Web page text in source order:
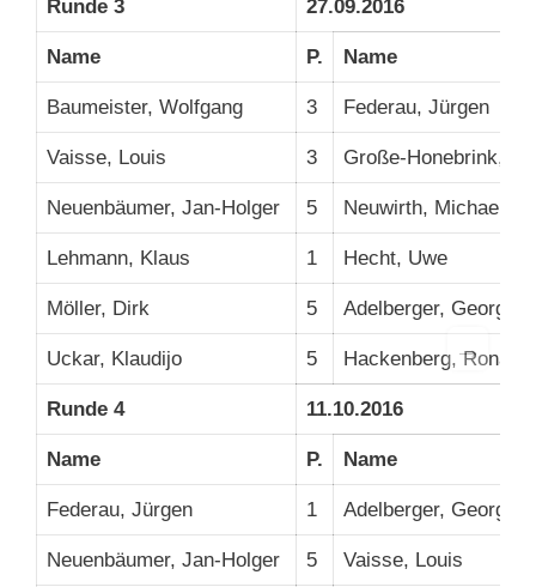
Runde 3 27.09.2016
Name P. Name
Baumeister, Wolfgang 3 Federau, Jürgen
Vaisse, Louis 3 Große-Honebrink,
Neuenbäumer, Jan-Holger 5 Neuwirth, Michael
Lehmann, Klaus 1 Hecht, Uwe
Möller, Dirk 5 Adelberger, Georg
Uckar, Klaudijo 5 Hackenberg, Ronald
Runde 4 11.10.2016
Name P. Name
Federau, Jürgen 1 Adelberger, Georg
Neuenbäumer, Jan-Holger 5 Vaisse, Louis
→